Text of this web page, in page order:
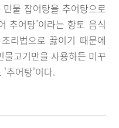
물 잡어탕을 추어탕으로
추어탕’이라는 향토 음식
리법으로 끓이기 때문에
고기만을 사용하든 미꾸
'추어탕'이다.